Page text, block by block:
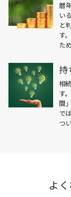
暦
い
と
す
た
持
相
す
間
で
つ
よ